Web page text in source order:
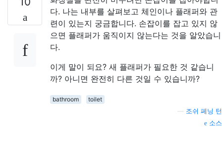
다. 나는 내부를 살펴보고 체인이나 플래퍼와 관
련이 있는지 궁금합니다. 손잡이를 잡고 있지 않
으면 플래퍼가 움직이지 않는다는 것을 알았습니
다.
이게 말이 되요? 새 플래퍼가 필요한 것 같습니
까? 아니면 완전히 다른 것일 수 있습니까?
bathroom
toilet
조쉬 페닝 턴
소스